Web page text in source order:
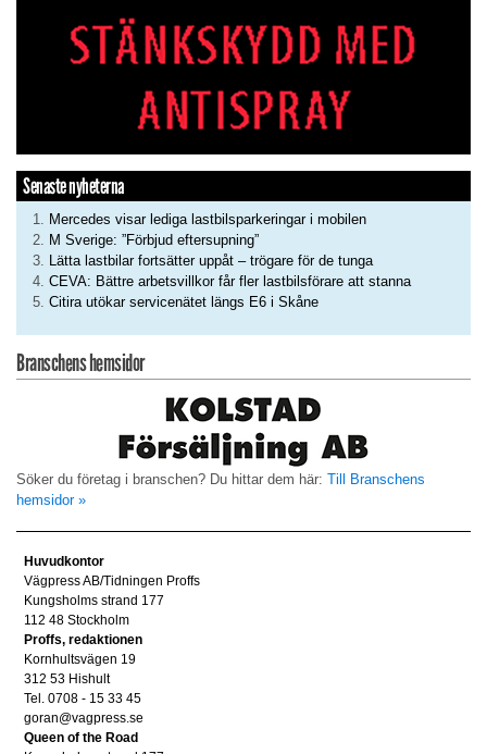
Senaste nyheterna
Mercedes visar lediga lastbilsparkeringar i mobilen
M Sverige: ”Förbjud eftersupning”
Lätta lastbilar fortsätter uppåt – trögare för de tunga
CEVA: Bättre arbetsvillkor får fler lastbilsförare att stanna
Citira utökar servicenätet längs E6 i Skåne
Branschens hemsidor
Söker du företag i branschen? Du hittar dem här: Till Branschens
hemsidor »
Huvudkontor
Vägpress AB/Tidningen Proffs
Kungsholms strand 177
112 48 Stockholm
Proffs, redaktionen
Kornhultsvägen 19
312 53 Hishult
Tel. 0708 - 15 33 45
goran@vagpress.se
Queen of the Road